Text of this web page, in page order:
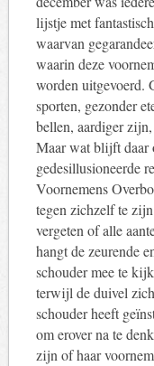
lijstje met
waarvan
waarin deze
worden uitgevoerd.
sporten, gezonder
bellen, aardiger
Maar wat blijft daar
gedesillusioneerde
Voornemens
tegen zichzelf te
vergeten of alle
hangt de zeurende
schouder mee te
terwijl de duivel
schouder heeft
om erover na te
zijn of haar